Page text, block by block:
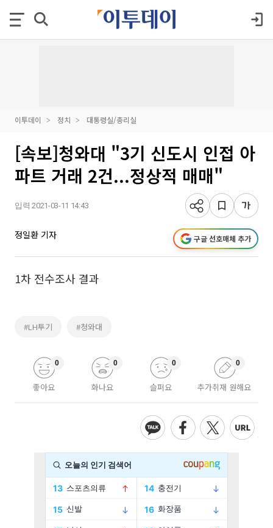
이투데이 정치 대통령실/총리실
[속보]청와대 "3기 신도시 인접 아
파트 거래 2건...정상적 매매"
입력 2021-03-11 14:43
정일환 기자 구글 선호매체 추가
1차 전수조사 결과
#LH투기 #청와대
좋아요
0
화나요
0
슬퍼요
0
추가취재 원해요
0